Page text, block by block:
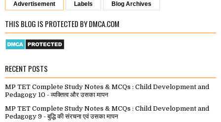
Advertisement Labels Blog Archives
THIS BLOG IS PROTECTED BY DMCA.COM
RECENT POSTS
MP TET Complete Study Notes & MCQs : Child Development and
Pedagogy 10 - व्यक्तित्व और उसका मापन
MP TET Complete Study Notes & MCQs : Child Development and
Pedagogy 9 - बुद्धि की संरचना एवं उसका मापन